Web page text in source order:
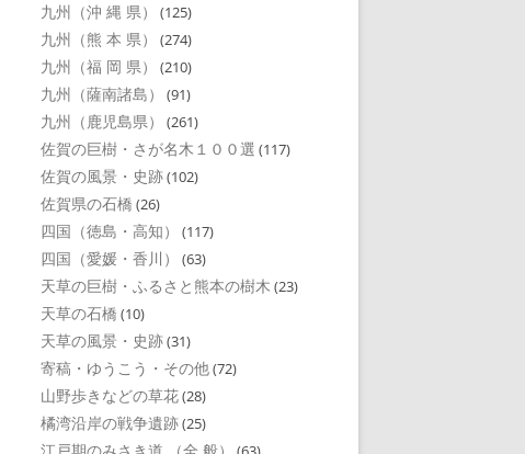
九州（沖 縄 県） (125)
九州（熊 本 県） (274)
九州（福 岡 県） (210)
九州（薩南諸島） (91)
九州（鹿児島県） (261)
佐賀の巨樹・さが名木１００選 (117)
佐賀の風景・史跡(102)
佐賀県の石橋 (26)
四国（徳島・高知） (117)
四国（愛媛・香川） (63)
天草の巨樹・ふるさと熊本の樹木 (23)
天草の石橋 (10)
天草の風景・史跡(31)
寄稿・ゆうこう・その他(72)
山野歩きなどの草花(28)
橘湾沿岸の戦争遺跡(25)